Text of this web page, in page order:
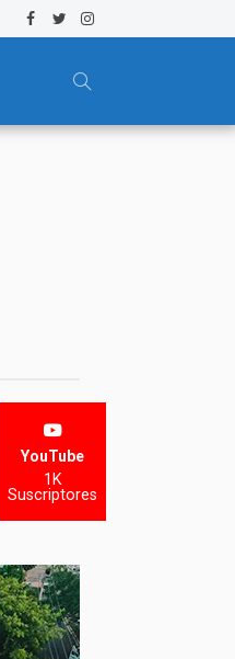
YouTube
1K
Suscriptores